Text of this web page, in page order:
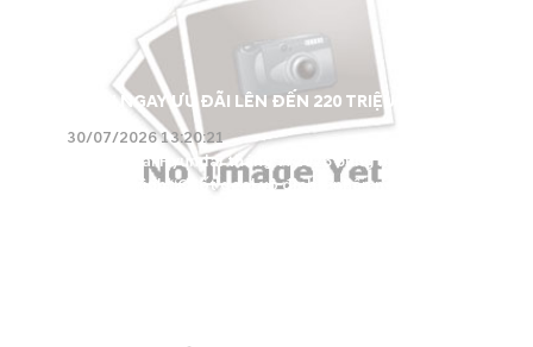
NHẬN NGAY ƯU ĐÃI LÊN ĐẾN 220 TRIỆU ĐỒNG
30/07/2026 13:20:21
Khuyến mãi Hyundai tháng 7/2026 bùng nổ với
chương trình “Chốt deal vô địch – nhận ngay 220